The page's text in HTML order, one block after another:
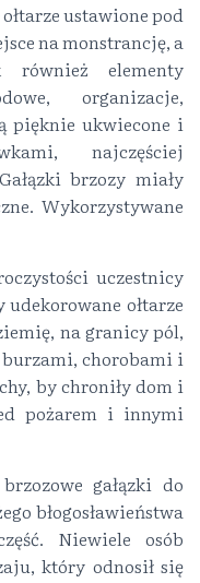
ustawione pod
na monstrancję, a
elementy
organizacje,
pięknie ukwiecone i
najczęściej
brzozy miały
Wykorzystywane
uczestnicy
ołtarze
na granicy pól,
burzami, chorobami i
by chroniły dom i
pożarem i innymi
gałązki do
błogosławieństwa
Niewiele osób
który odnosił się